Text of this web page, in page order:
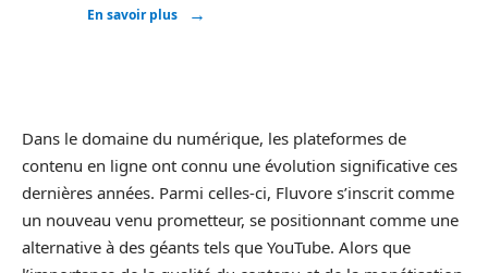
En savoir plus
Dans le domaine du numérique, les plateformes de
contenu en ligne ont connu une évolution significative ces
dernières années. Parmi celles-ci, Fluvore s’inscrit comme
un nouveau venu prometteur, se positionnant comme une
alternative à des géants tels que YouTube. Alors que